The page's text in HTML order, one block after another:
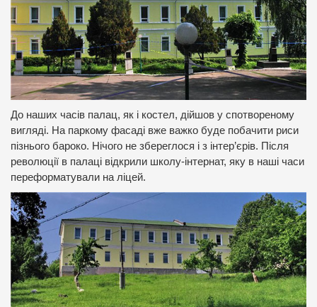
До наших часів палац, як і костел, дійшов у спотвореному
вигляді. На паркому фасаді вже важко буде побачити риси
пізнього бароко. Нічого не збереглося і з інтер’єрів. Після
революції в палаці відкрили школу-інтернат, яку в наші часи
переформатували на ліцей.